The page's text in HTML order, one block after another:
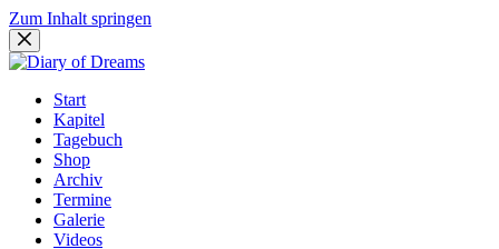
Zum Inhalt springen
Start
Kapitel
Tagebuch
Shop
Archiv
Termine
Galerie
Videos